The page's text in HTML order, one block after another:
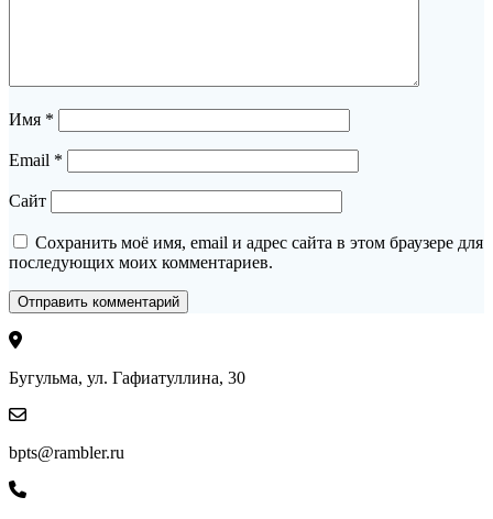
Имя *
Email *
Сайт
Сохранить моё имя, email и адрес сайта в этом браузере для
последующих моих комментариев.
Бугульма, ул. Гафиатуллина, 30
bpts@rambler.ru